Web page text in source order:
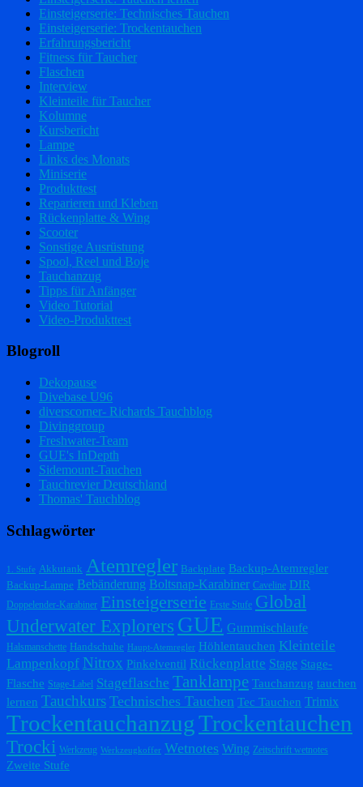
Einsteigerserie: Technisches Tauchen
Einsteigerserie: Trockentauchen
Erfahrungsbericht
Fitness für Taucher
Flaschen
Interview
Kleinteile für Taucher
Kolumne
Kursbericht
Lampe
Links des Monats
Miniserie
Produkttest
Reparieren und Kleben
Rückenplatte & Wing
Scooter
Sonstige Ausrüstung
Spool, Reel und Boje
Tauchanzug
Tipps für Anfänger
Video Tutorial
Video-Produkttest
Blogroll
Dekopause
Divebase U96
diverscorner- Richards Tauchblog
Divinggroup
Freshwater-Team
GUE's InDepth
Sidemount-Tauchen
Tauchrevier Deutschland
Thomas' Tauchblog
Schlagwörter
1. Stufe Akkutank Atemregler Backplate Backup-Atemregler
Backup-Lampe Bebänderung Boltsnap-Karabiner Caveline DIR
Doppelender-Karabiner Einsteigerserie Erste Stufe Global
Underwater Explorers GUE Gummischlaufe
Halsmanschette Handschuhe Haupt-Atemregler Höhlentauchen Kleinteile
Lampenkopf Nitrox Pinkelventil Rückenplatte Stage Stage-
Flasche Stage-Label Stageflasche Tanklampe Tauchanzug tauchen
lernen Tauchkurs Technisches Tauchen Tec Tauchen Trimix
TrockentauchanzugTrockentauchen
Trocki Werkzeug Werkzeugkoffer Wetnotes Wing Zeitschrift wetnotes
Zweite Stufe